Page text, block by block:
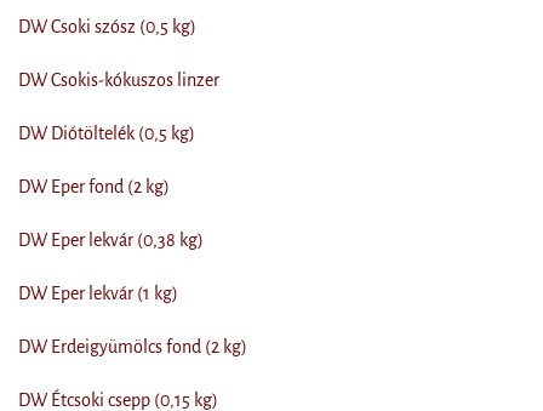
DW Csoki szósz (0,5 kg)
DW Csokis-kókuszos linzer
DW Diótöltelék (0,5 kg)
DW Eper fond (2 kg)
DW Eper lekvár (0,38 kg)
DW Eper lekvár (1 kg)
DW Erdeigyümölcs fond (2 kg)
DW Étcsoki csepp (0,15 kg)